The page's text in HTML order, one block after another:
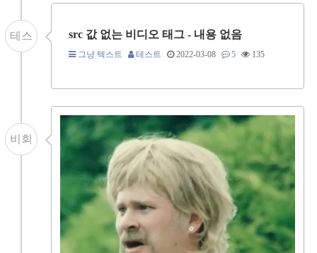
테스 src 값 없는 비디오 태그 - 내용 없음
그냥 텍스트 테스트 2022-03-08 5 135
비회